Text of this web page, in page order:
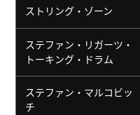
ストリング・ゾーン
ステファン・リガーツ・
トーキング・ドラム
ステファン・マルコビッ
チ